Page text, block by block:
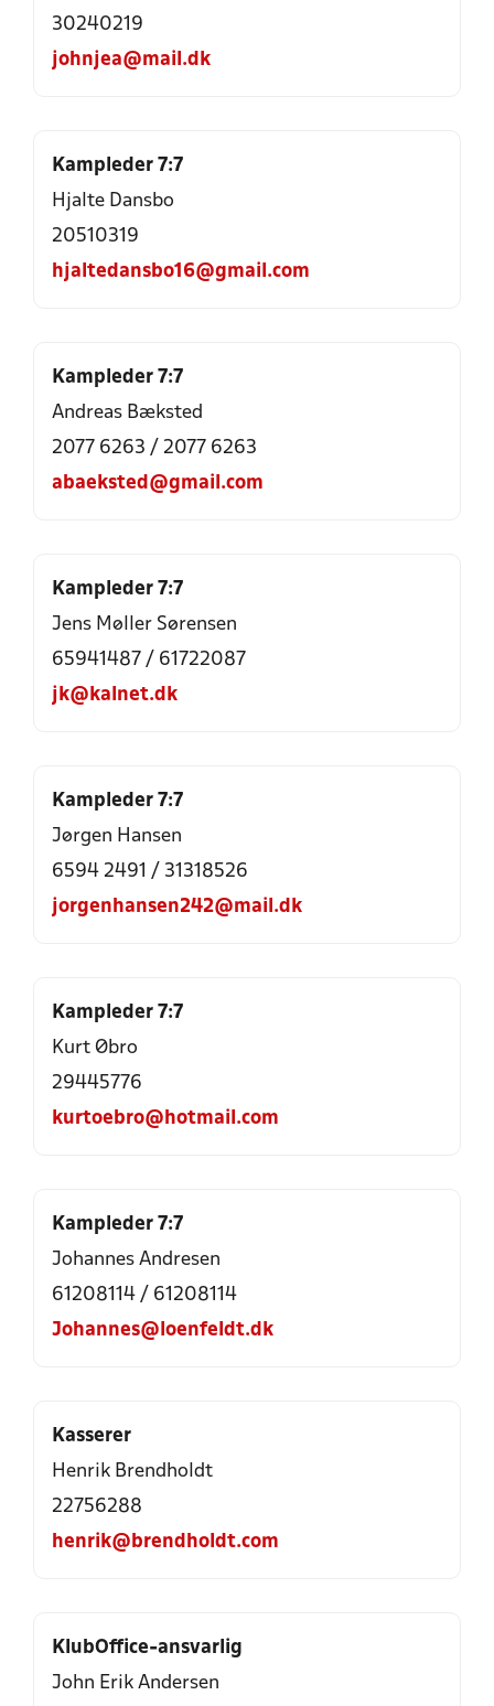
30240219
johnjea@mail.dk
Kampleder 7:7
Hjalte Dansbo
20510319
hjaltedansbo16@gmail.com
Kampleder 7:7
Andreas Bæksted
2077 6263 / 2077 6263
abaeksted@gmail.com
Kampleder 7:7
Jens Møller Sørensen
65941487 / 61722087
jk@kalnet.dk
Kampleder 7:7
Jørgen Hansen
6594 2491 / 31318526
jorgenhansen242@mail.dk
Kampleder 7:7
Kurt Øbro
29445776
kurtoebro@hotmail.com
Kampleder 7:7
Johannes Andresen
61208114 / 61208114
Johannes@loenfeldt.dk
Kasserer
Henrik Brendholdt
22756288
henrik@brendholdt.com
KlubOffice-ansvarlig
John Erik Andersen